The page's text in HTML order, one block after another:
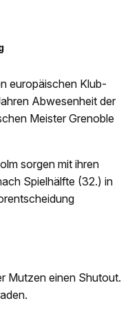
europäischen Klub-
Abwesenheit der
Meister Grenoble
sorgen mit ihren
Spielhälfte (32.) in
Mutzen einen Shutout.